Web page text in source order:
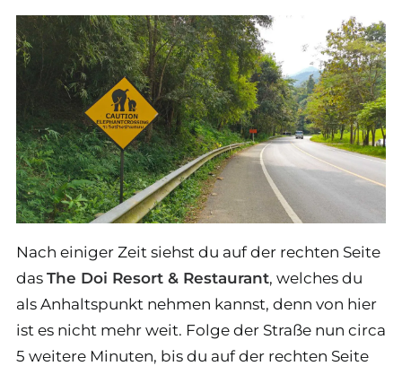
Nach einiger Zeit siehst du auf der rechten Seite
das The Doi Resort & Restaurant, welches du
als Anhaltspunkt nehmen kannst, denn von hier
ist es nicht mehr weit. Folge der Straße nun circa
5 weitere Minuten, bis du auf der rechten Seite